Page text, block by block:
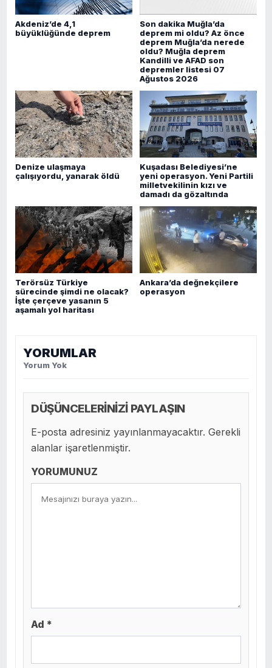
Akdeniz’de 4,1
büyüklüğünde deprem
Son dakika Muğla’da
deprem mi oldu? Az önce
deprem Muğla’da nerede
oldu? Muğla deprem
Kandilli ve AFAD son
depremler listesi 07
Ağustos 2026
Denize ulaşmaya
çalışıyordu, yanarak öldü
Kuşadası Belediyesi’ne
yeni operasyon. Yeni Partili
milletvekilinin kızı ve
damadı da gözaltında
Terörsüz Türkiye
sürecinde şimdi ne olacak?
İşte çerçeve yasanın 5
aşamalı yol haritası
Ankara’da değnekçilere
operasyon
YORUMLAR
Yorum Yok
DÜŞÜNCELERİNİZİ PAYLAŞIN
E-posta adresiniz yayınlanmayacaktır. Gerekli
alanlar işaretlenmiştir.
YORUMUNUZ
Ad *